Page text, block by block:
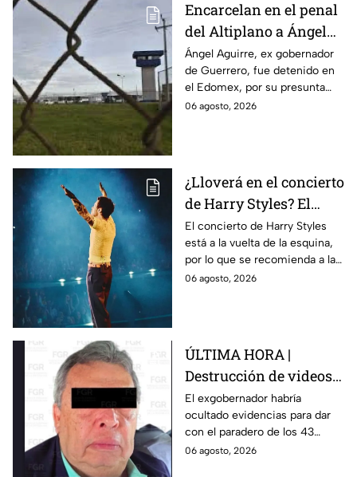
Encarcelan en el penal
del Altiplano a Ángel
Aguirre, ex gobernador
de Guerrero por caso
Ayotzinapa
Ángel Aguirre, ex gobernador
de Guerrero, fue detenido en
el Edomex, por su presunta
participación en la
06 agosto, 2026
¿Lloverá en el concierto
de Harry Styles? El
pronóstico del clima
para este viernes en
CDMX
El concierto de Harry Styles
está a la vuelta de la esquina,
por lo que se recomienda a las
y los fanáticos revisar el clima
06 agosto, 2026
ÚLTIMA HORA |
Destrucción de videos
clave y amenazas a
testigos por parte de
exgobernador Ángel
Aguirre: FGR
El exgobernador habría
ocultado evidencias para dar
con el paradero de los 43
estudiantes desaparecidos de
06 agosto, 2026